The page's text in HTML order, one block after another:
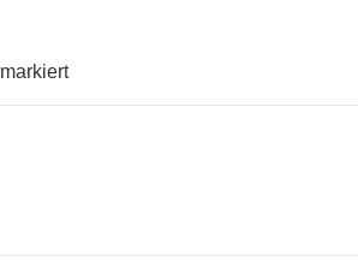
markiert